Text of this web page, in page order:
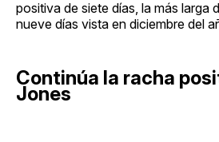
positiva de siete días, la más larga
nueve días vista en diciembre del
Continúa la racha
Jones